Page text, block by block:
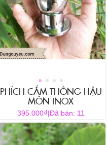
PHÍCH CẮM THÔNG HẬU
MÔN INOX
395.000₫ Đã bán: 11